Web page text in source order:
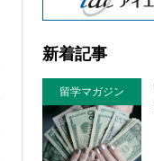
新着記事
留学マガジン